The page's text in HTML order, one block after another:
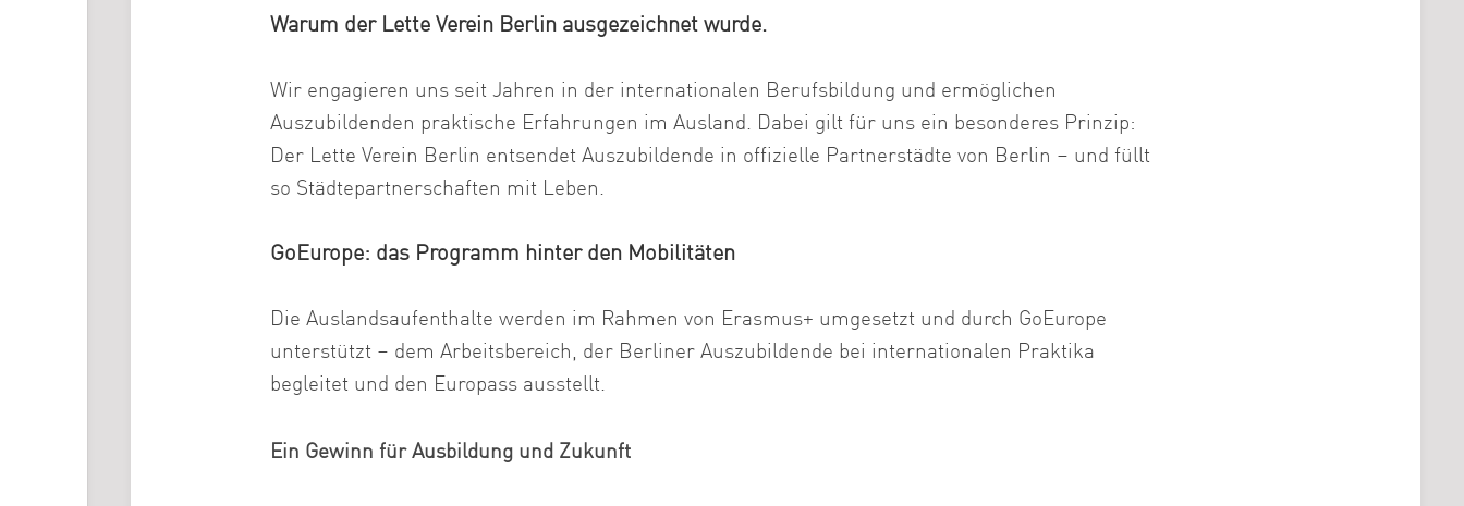
Warum der Lette Verein Berlin ausgezeichnet wurde.
Wir engagieren uns seit Jahren in der internationalen Berufsbildung und ermöglichen
Auszubildenden praktische Erfahrungen im Ausland. Dabei gilt für uns ein besonderes Prinzip:
Der Lette Verein Berlin entsendet Auszubildende in offizielle Partnerstädte von Berlin – und füllt
so Städtepartnerschaften mit Leben.
GoEurope: das Programm hinter den Mobilitäten
Die Auslandsaufenthalte werden im Rahmen von Erasmus+ umgesetzt und durch GoEurope
unterstützt – dem Arbeitsbereich, der Berliner Auszubildende bei internationalen Praktika
begleitet und den Europass ausstellt.
Ein Gewinn für Ausbildung und Zukunft